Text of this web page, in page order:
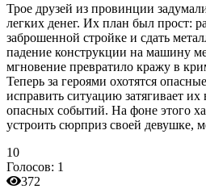
Трое друзей из провинции
легких денег. Их план был прост:
заброшенной стройке и сдать
падение конструкции на машину
мгновение превратило кражу в
Теперь за героями охотятся
исправить ситуацию затягивает
опасных событий. На фоне этого
устроить сюрприз своей девушке,
10
Голосов: 1
372